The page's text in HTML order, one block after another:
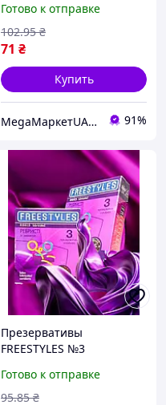
максимального комфорта
Готово к отправке
71 ₴
102.95 ₴
Купить
MegaМаркетUA — ваш заказ уже в пути 🚚📦✨ 91%
Презервативы
FREESTYLES №3
ощущений и комфортной
близости.
Готово к отправке
95.85 ₴